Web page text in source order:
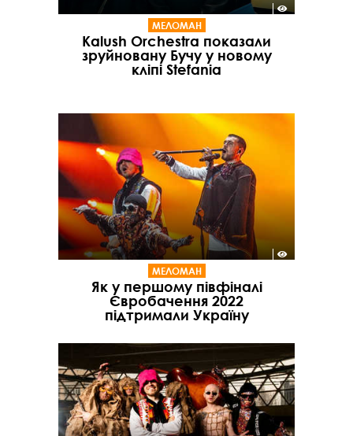
МЕЛОМАН
Kalush Orchestra показали
зруйновану Бучу у новому
кліпі Stefania
МЕЛОМАН
Як у першому півфіналі
Євробачення 2022
підтримали Україну